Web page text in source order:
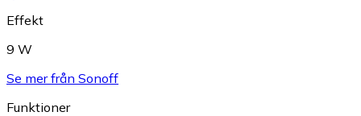
Effekt
9 W
Se mer från Sonoff
Funktioner